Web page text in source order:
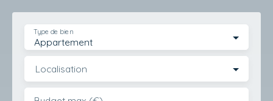
Appartement
Type de bien
Localisation